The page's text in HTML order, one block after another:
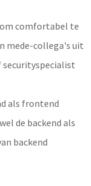
comfortabel te
mede-collega's uit
als frontend
de backend als
backend